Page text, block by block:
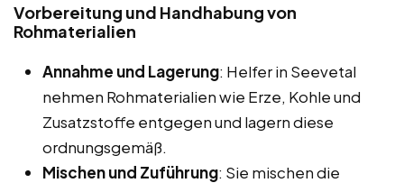
Vorbereitung und Handhabung von
Rohmaterialien
Annahme und Lagerung: Helfer in Seevetal
nehmen Rohmaterialien wie Erze, Kohle und
Zusatzstoffe entgegen und lagern diese
ordnungsgemäß.
Mischen und Zuführung: Sie mischen die